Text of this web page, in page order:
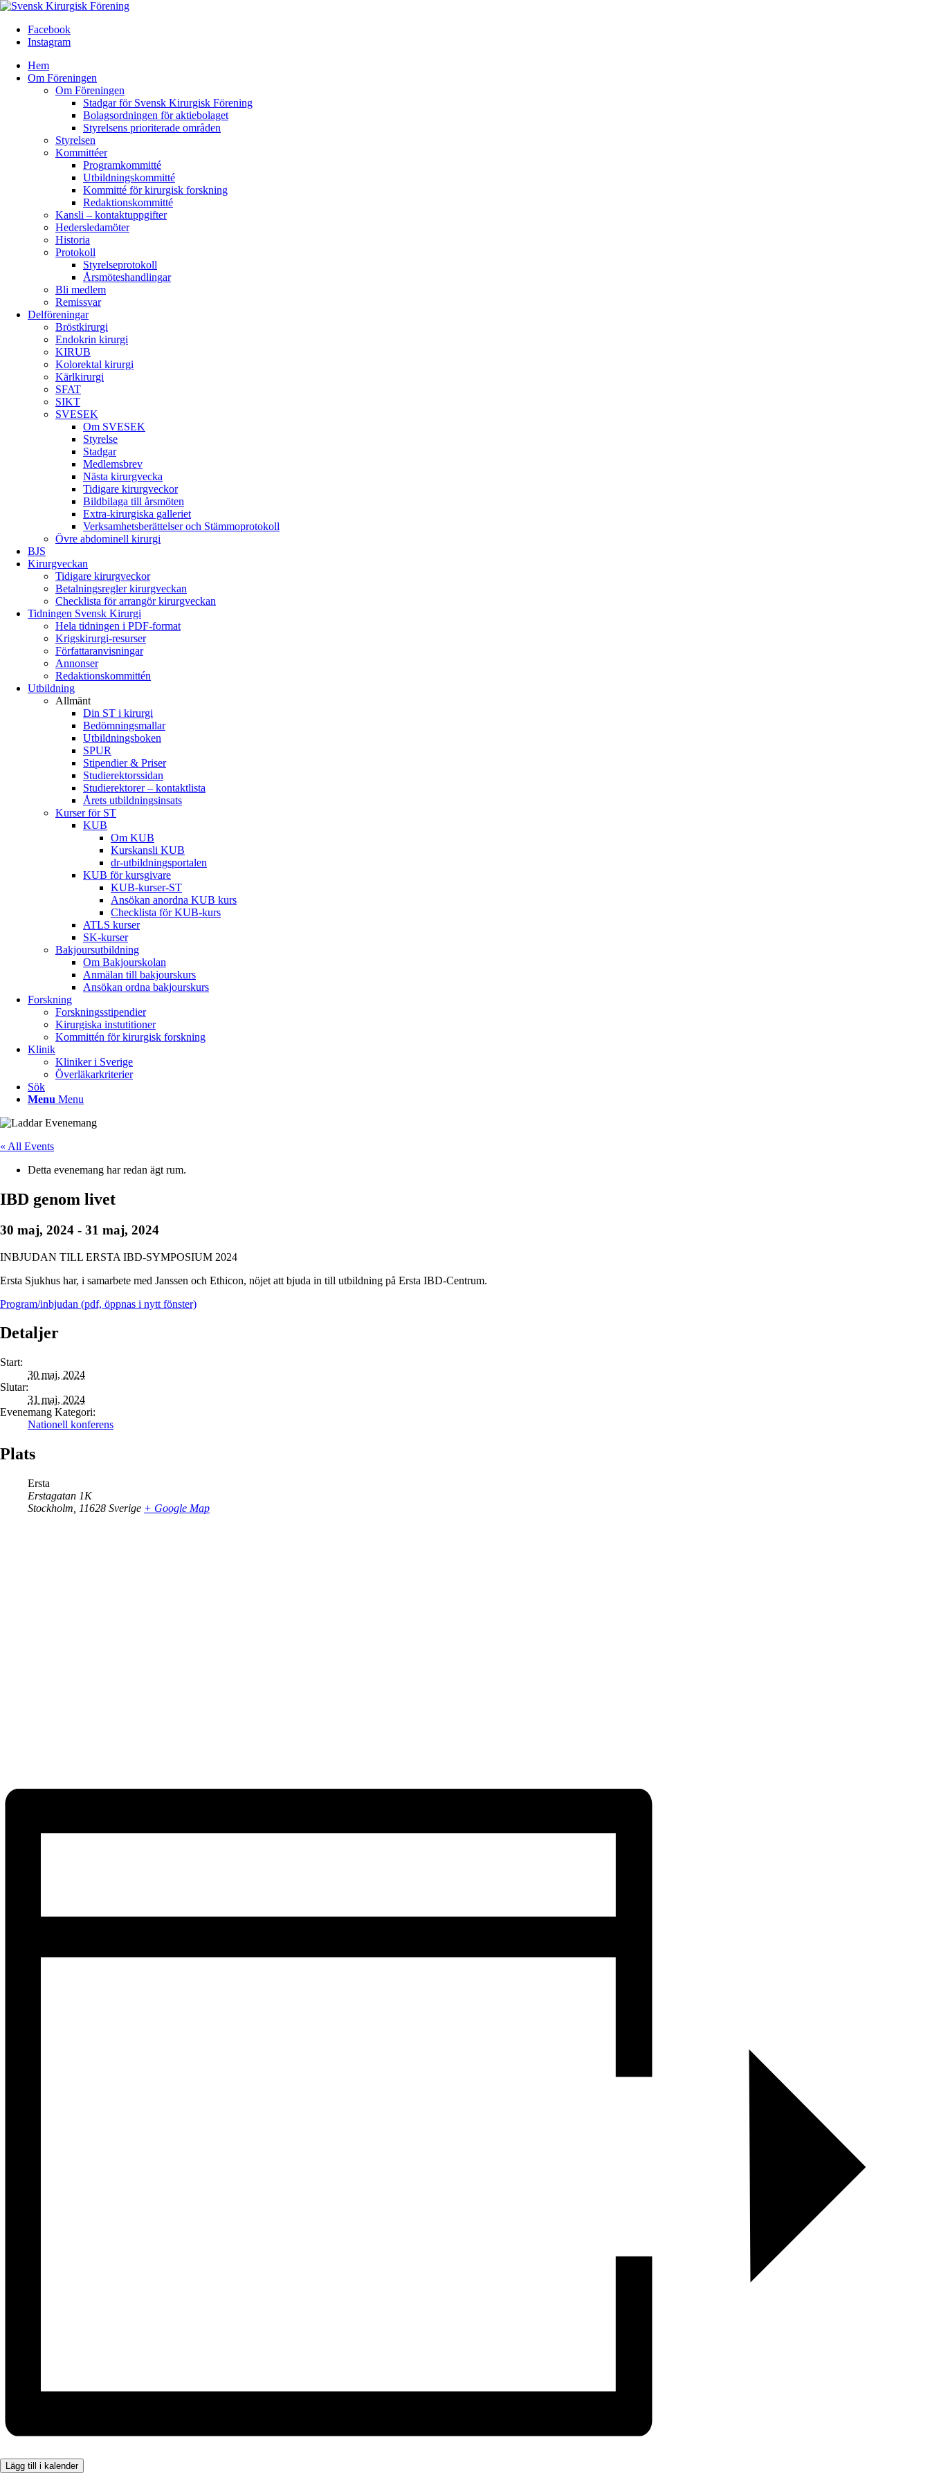
Facebook
Instagram
Hem
Om Föreningen
Om Föreningen
Stadgar för Svensk Kirurgisk Förening
Bolagsordningen för aktiebolaget
Styrelsens prioriterade områden
Styrelsen
Kommittéer
Programkommitté
Utbildningskommitté
Kommitté för kirurgisk forskning
Redaktionskommitté
Kansli – kontaktuppgifter
Hedersledamöter
Historia
Protokoll
Styrelseprotokoll
Årsmöteshandlingar
Bli medlem
Remissvar
Delföreningar
Bröstkirurgi
Endokrin kirurgi
KIRUB
Kolorektal kirurgi
Kärlkirurgi
SFAT
SIKT
SVESEK
Om SVESEK
Styrelse
Stadgar
Medlemsbrev
Nästa kirurgvecka
Tidigare kirurgveckor
Bildbilaga till årsmöten
Extra-kirurgiska galleriet
Verksamhetsberättelser och Stämmoprotokoll
Övre abdominell kirurgi
BJS
Kirurgveckan
Tidigare kirurgveckor
Betalningsregler kirurgveckan
Checklista för arrangör kirurgveckan
Tidningen Svensk Kirurgi
Hela tidningen i PDF-format
Krigskirurgi-resurser
Författaranvisningar
Annonser
Redaktionskommittén
Utbildning
Allmänt
Din ST i kirurgi
Bedömningsmallar
Utbildningsboken
SPUR
Stipendier & Priser
Studierektorssidan
Studierektorer – kontaktlista
Årets utbildningsinsats
Kurser för ST
KUB
Om KUB
Kurskansli KUB
dr-utbildningsportalen
KUB för kursgivare
KUB-kurser-ST
Ansökan anordna KUB kurs
Checklista för KUB-kurs
ATLS kurser
SK-kurser
Bakjoursutbildning
Om Bakjourskolan
Anmälan till bakjourskurs
Ansökan ordna bakjourskurs
Forskning
Forskningsstipendier
Kirurgiska instutitioner
Kommittén för kirurgisk forskning
Klinik
Kliniker i Sverige
Överläkarkriterier
Sök
Menu Menu
« All Events
Detta evenemang har redan ägt rum.
IBD genom livet
30 maj, 2024 - 31 maj, 2024
INBJUDAN TILL ERSTA IBD-SYMPOSIUM 2024
Ersta Sjukhus har, i samarbete med Janssen och Ethicon, nöjet att bjuda in till utbildning på Ersta IBD-Centrum.
Program/inbjudan (pdf, öppnas i nytt fönster)
Detaljer
Start:
30 maj, 2024
Slutar:
31 maj, 2024
Evenemang Kategori:
Nationell konferens
Plats
Ersta
Erstagatan 1K
Stockholm
11628 Sverige + Google Map
Lägg till i kalender